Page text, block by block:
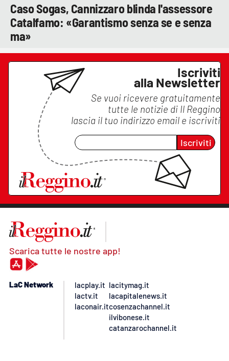
Caso Sogas, Cannizzaro blinda l'assessore
Catalfamo: «Garantismo senza se e senza
ma»
Iscriviti
alla Newsletter
Se vuoi ricevere gratuitamente
tutte le notizie di Il Reggino
lascia il tuo indirizzo email e iscriviti
Iscriviti
Scarica tutte le nostre app!
LaC Network
lacplay.it
lactv.it
laconair.it
lacitymag.it
lacapitalenews.it
cosenzachannel.it
ilvibonese.it
catanzarochannel.it